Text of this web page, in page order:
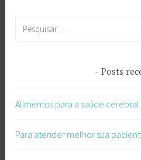
Posts
Alimentos para a saúde cerebral
Para atender melhor sua